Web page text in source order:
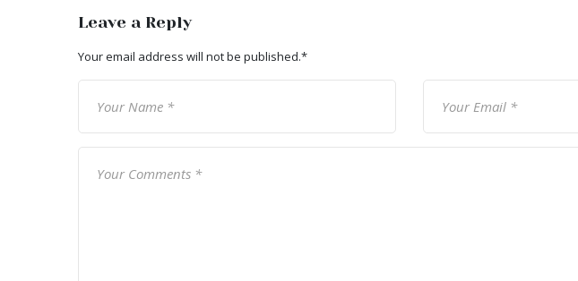
Leave a Reply
Your email address will not be published.*